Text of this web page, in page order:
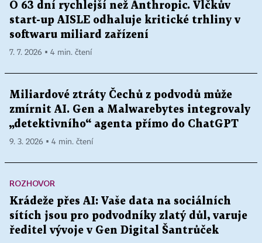
O 63 dní rychlejší než Anthropic. Vlčkův
start-up AISLE odhaluje kritické trhliny v
softwaru miliard zařízení
7. 7. 2026 ▪ 4 min. čtení
Miliardové ztráty Čechů z podvodů může
zmírnit AI. Gen a Malwarebytes integrovaly
„detektivního“ agenta přímo do ChatGPT
9. 3. 2026 ▪ 4 min. čtení
ROZHOVOR
Krádeže přes AI: Vaše data na sociálních
sítích jsou pro podvodníky zlatý důl, varuje
ředitel vývoje v Gen Digital Šantrůček